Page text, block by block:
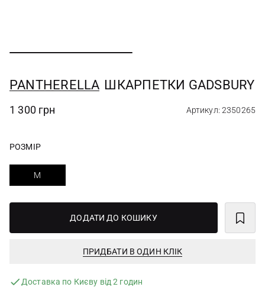
PANTHERELLA ШКАРПЕТКИ GADSBURY
1 300 грн Артикул: 2350265
РОЗМІР
M
ДОДАТИ ДО КОШИКУ
ПРИДБАТИ В ОДИН КЛІК
Доставка по Києву від 2 годин